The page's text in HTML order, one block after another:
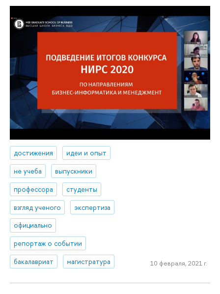
достижения
идеи и опыт
не учеба
выпускники
профессора
студенты
взгляд ученого
экспертиза
официально
репортаж о событии
бакалавриат
магистратура 10 февраля, 2021 г.